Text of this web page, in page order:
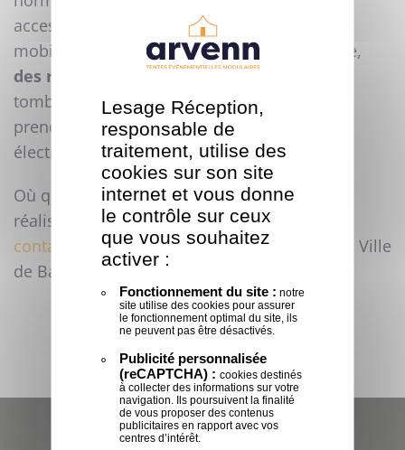
accessible à tous, même aux personnes à
mobilité réduite. C'est la raison pour laquelle,
des rampes d'accèsont été installées. A la
tombé de la nuit, les lumières suspendus
prendront le relais grâce à une armoire
électrique.
Où que vous soyez en France, nous pouvons
réaliser vos projets. Ne reste plus qu'à
contactez
pour en discuter ! Faites comme la Ville
de Bayeux, sautez le pas !
Lesage Réception,
responsable de
traitement, utilise des
cookies sur son site
internet et vous donne
le contrôle sur ceux
que vous souhaitez
activer :
Fonctionnement du site : notre
site utilise des cookies pour assurer
le fonctionnement optimal du site, ils
ne peuvent pas être désactivés.
Publicité personnalisée
(reCAPTCHA) : cookies destinés
à collecter des informations sur votre
navigation. Ils poursuivent la finalité
de vous proposer des contenus
publicitaires en rapport avec vos
centres d’intérêt.